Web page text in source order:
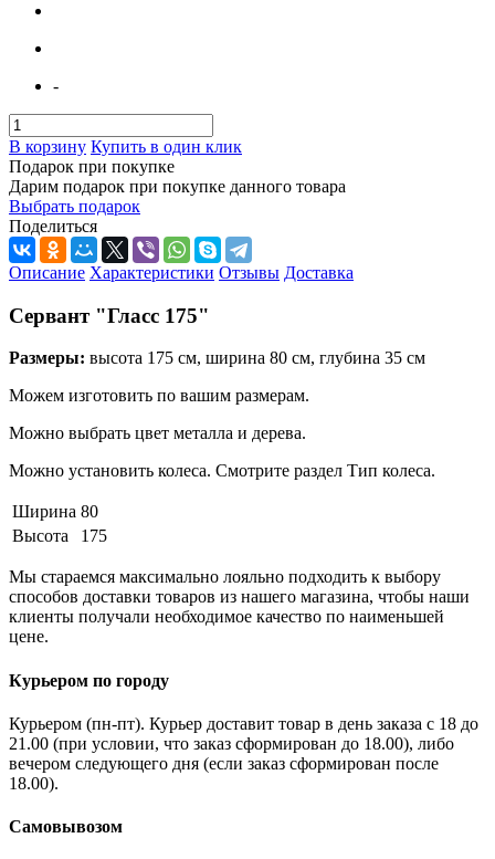
-
В корзину Купить в один клик
Подарок при покупке
Дарим подарок при покупке данного товара
Выбрать подарок
Поделиться
Описание Характеристики Отзывы Доставка
Сервант "Гласс 175"
Размеры: высота 175 см, ширина 80 см, глубина 35 см
Можем изготовить по вашим размерам.
Можно выбрать цвет металла и дерева.
Можно установить колеса. Смотрите раздел Тип колеса.
Ширина 80
Высота
175
Мы стараемся максимально лояльно подходить к выбору
способов доставки товаров из нашего магазина, чтобы наши
клиенты получали необходимое качество по наименьшей
цене.
Курьером по городу
Курьером (пн-пт). Курьер доставит товар в день заказа с 18 до
21.00 (при условии, что заказ сформирован до 18.00), либо
вечером следующего дня (если заказ сформирован после
18.00).
Самовывозом